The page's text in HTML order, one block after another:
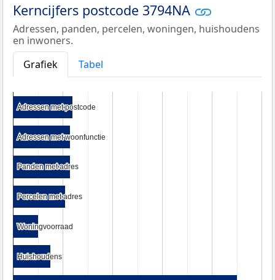
Kerncijfers postcode 3794NA
Adressen, panden, percelen, woningen, huishoudens
en inwoners.
Grafiek
Tabel
Adressen met postcode
Adressen met postcode
Adressen met woonfunctie
Adressen met woonfunctie
Panden met adres
Panden met adres
Percelen met adres
Percelen met adres
Woningvoorraad
Woningvoorraad
Huishoudens
Huishoudens